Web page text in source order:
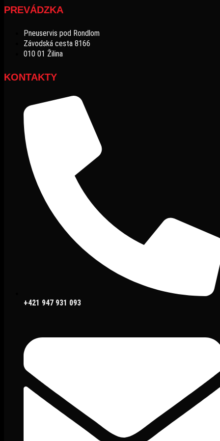
PREVÁDZKA
Pneuservis pod Rondlom
Závodská cesta 8166
010 01 Žilina
KONTAKTY
+421 947 931 093